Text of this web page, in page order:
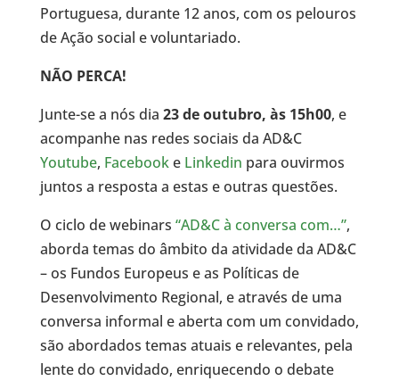
Portuguesa, durante 12 anos, com os pelouros
de Ação social e voluntariado.
NÃO PERCA!
Junte-se a nós dia 23 de outubro, às 15h00, e
acompanhe nas redes sociais da AD&C
Youtube, Facebooke Linkedin para ouvirmos
juntos a resposta a estas e outras questões.
O ciclo de webinars “AD&C à conversa com…”,
aborda temas do âmbito da atividade da AD&C
– os Fundos Europeus e as Políticas de
Desenvolvimento Regional, e através de uma
conversa informal e aberta com um convidado,
são abordados temas atuais e relevantes, pela
lente do convidado, enriquecendo o debate